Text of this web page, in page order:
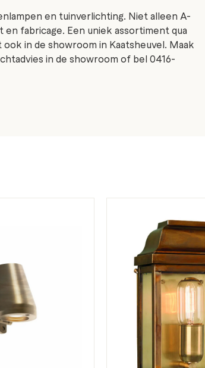
en tuinverlichting. Niet alleen A-
fabricage. Een uniek assortiment qua
in de showroom in Kaatsheuvel. Maak
in de showroom of bel 0416-